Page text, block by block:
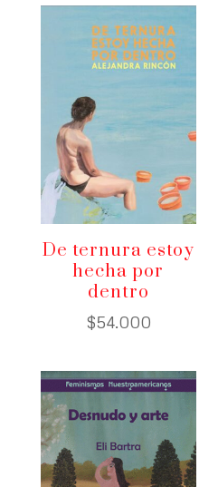
De ternura estoy
hecha por
dentro
$54.000